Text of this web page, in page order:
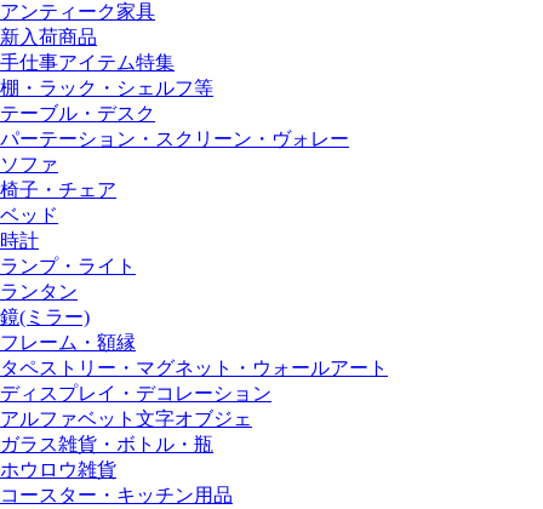
アンティーク家具
新入荷商品
手仕事アイテム特集
棚・ラック・シェルフ等
テーブル・デスク
パーテーション・スクリーン・ヴォレー
ソファ
椅子・チェア
ベッド
時計
ランプ・ライト
ランタン
鏡(ミラー)
フレーム・額縁
タペストリー・マグネット・ウォールアート
ディスプレイ・デコレーション
アルファベット文字オブジェ
ガラス雑貨・ボトル・瓶
ホウロウ雑貨
コースター・キッチン用品